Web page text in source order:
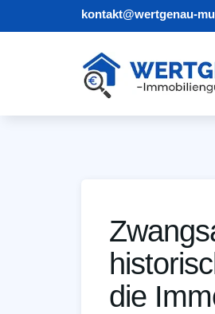
kontakt@wertgenau-
die